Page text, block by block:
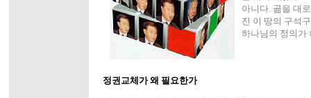
아니다. 곪을 대
진 이 땅의 구석
하나님의 정의가
정권교체가 왜 필요한가